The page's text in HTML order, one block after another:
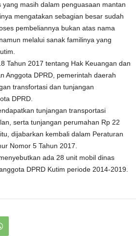
yang masih dalam penguasaan mantan
mengatakan sebagian besar sudah
pembeliannya bukan atas nama
melalui sanak familinya yang
Tahun 2017 tentang Hak Keuangan dan
Anggota DPRD, pemerintah daerah
transfortasi dan tunjangan
DPRD.
tunjangan transportasi
serta tunjangan perumahan Rp 22
dijabarkan kembali dalam Peraturan
Nomor 5 Tahun 2017.
ada 28 unit mobil dinas
DPRD Kutim periode 2014-2019.